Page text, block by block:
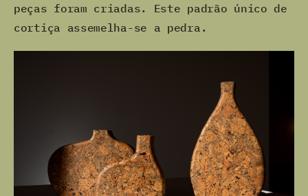
peças foram criadas. Este padrão único de
cortiça assemelha-se a pedra.